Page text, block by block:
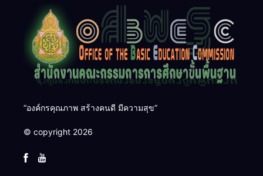
“องค์กรคุณภาพ สร้างคนดี มีความสุข”
© copyright 2026